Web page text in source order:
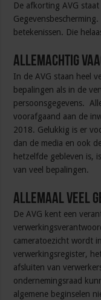
De afkorting AVG
betekenissen. Die
Allemachtig
In de AVG staan heel
bepalingen als in de
persoonsgegevens.
voorafgaand aan de
2018. Gelukkig is er
dan de media en ook
hetzelfde gebleven is,
van veel bepalingen.
Allemaal Veel
De AVG kent een
cameratoezicht wordt
verwerkingsregister,
afsluiten van
ondernemingsraad
algemene beginselen